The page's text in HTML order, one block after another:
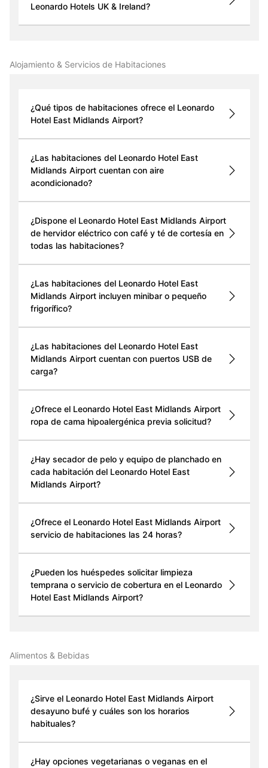
Leonardo Hotels UK & Ireland?
Alojamiento & Servicios de Habitaciones
¿Qué tipos de habitaciones ofrece el Leonardo
Hotel East Midlands Airport?
¿Las habitaciones del Leonardo Hotel East
Midlands Airport cuentan con aire
acondicionado?
¿Dispone el Leonardo Hotel East Midlands Airport
de hervidor eléctrico con café y té de cortesía en
todas las habitaciones?
¿Las habitaciones del Leonardo Hotel East
Midlands Airport incluyen minibar o pequeño
frigorífico?
¿Las habitaciones del Leonardo Hotel East
Midlands Airport cuentan con puertos USB de
carga?
¿Ofrece el Leonardo Hotel East Midlands Airport
ropa de cama hipoalergénica previa solicitud?
¿Hay secador de pelo y equipo de planchado en
cada habitación del Leonardo Hotel East
Midlands Airport?
¿Ofrece el Leonardo Hotel East Midlands Airport
servicio de habitaciones las 24 horas?
¿Pueden los huéspedes solicitar limpieza
temprana o servicio de cobertura en el Leonardo
Hotel East Midlands Airport?
Alimentos & Bebidas
¿Sirve el Leonardo Hotel East Midlands Airport
desayuno bufé y cuáles son los horarios
habituales?
¿Hay opciones vegetarianas o veganas en el